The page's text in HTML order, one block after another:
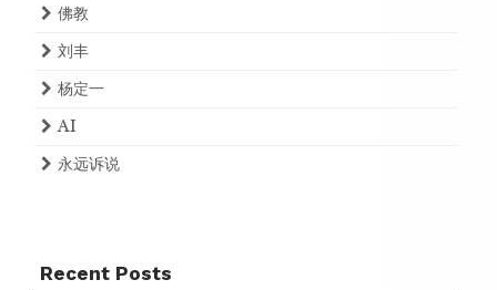
佛教
刘丰
杨定一
AI
永远诉说
Recent Posts